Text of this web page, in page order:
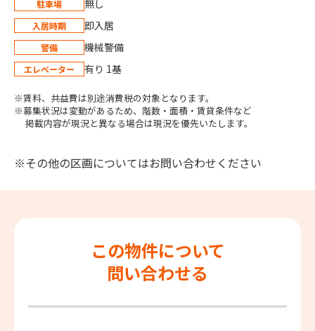
駐車場 無し
入居時期 即入居
警備 機械警備
エレベーター 有り 1基
※賃料、共益費は別途消費税の対象となります。
※募集状況は変動があるため、階数・面積・賃貸条件など
掲載内容が現況と異なる場合は現況を優先いたします。
※その他の区画についてはお問い合わせください
この物件について
問い合わせる